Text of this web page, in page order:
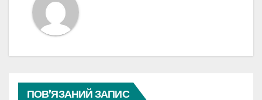
ПОВ’ЯЗАНИЙ ЗАПИС